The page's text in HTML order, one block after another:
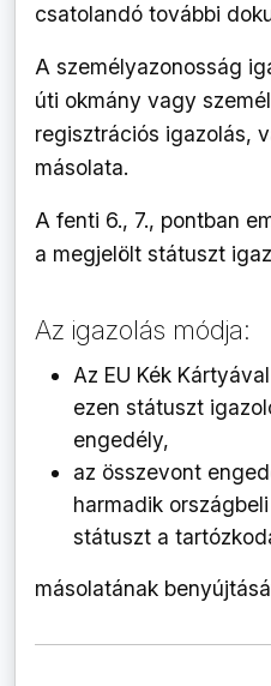
csatolandó további
A személyazonosság
úti okmány vagy
regisztrációs igazolás,
másolata.
A fenti 6., 7., pontban
a megjelölt státuszt
Az igazolás módja:
Az EU Kék
ezen státuszt
engedély,
az összevont
harmadik
státuszt a
másolatának